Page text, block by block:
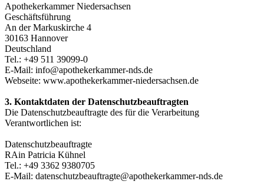
Apothekerkammer Niedersachsen
Geschäftsführung
An der Markuskirche 4
30163 Hannover
Deutschland
Tel.: +49 511 39099-0
E-Mail: info@apothekerkammer-nds.de
Webseite: www.apothekerkammer-niedersachsen.de
3. Kontaktdaten der Datenschutzbeauftragten
Die Datenschutzbeauftragte des für die Verarbeitung
Verantwortlichen ist:
Datenschutzbeauftragte
RAin Patricia Kühnel
Tel.: +49 3362 9380705
E-Mail: datenschutzbeauftragte@apothekerkammer-nds.de